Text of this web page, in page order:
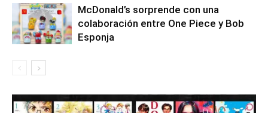
McDonald’s sorprende con una
colaboración entre One Piece y Bob
Esponja